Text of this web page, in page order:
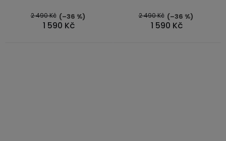
1 590 Kč
2 490 Kč (–36 %)
5
hvězdiček.
1 590 Kč
2 490 Kč (–36 %)